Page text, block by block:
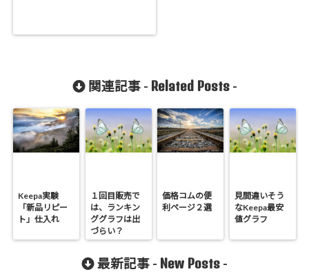
関連記事 - Related Posts-
Keepa実験
「新品リピー
ト」仕入れ
１回目販売で
は、ランキン
ググラフは出
づらい？
価格コムの便
利ページ２選
見間違いそう
なKeepa最安
値グラフ
最新記事 - New Posts -